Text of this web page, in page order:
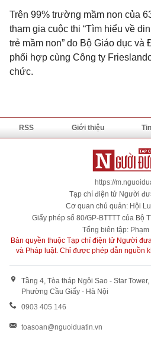
Trên 99% trường mầm non của
tham gia cuộc thi “Tìm hiểu về
trẻ mầm non” do Bộ Giáo dục và
phối hợp cùng Công ty
chức.
RSS Giới thiệu
https://
Tạp chí điện tử Người
Cơ quan chủ quản: Hội
Giấy phép số 80/GP-BTTTT của Bộ
Tổng biên tập: Phạm
Bản quyền thuộc Tạp chí điện tử Người
và Pháp luật. Chỉ được phép dẫn nguồn
Tầng 4, Tòa tháp Ngôi Sao - Star
Phường Cầu Giấy - Hà Nội
0903 405 146
toasoan@nguoiduatin.vn